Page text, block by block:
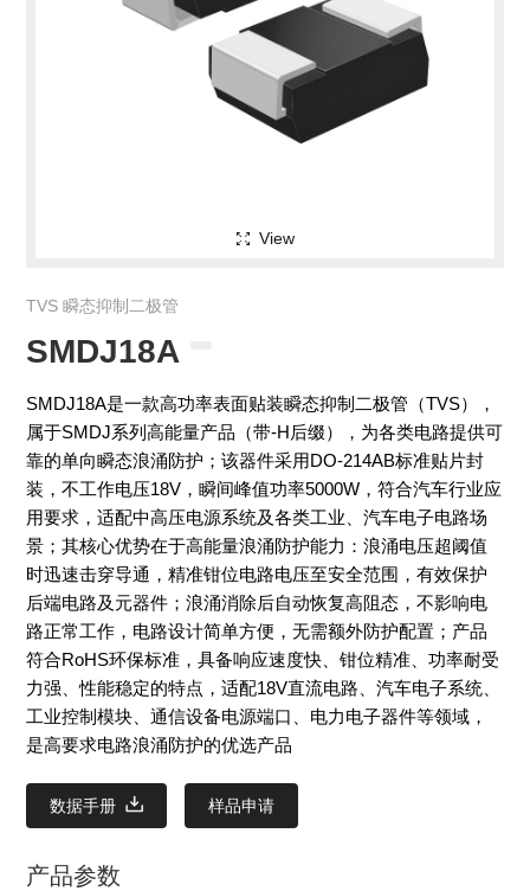
View
TVS 瞬态抑制二极管
SMDJ18A
SMDJ18A是一款高功率表面贴装瞬态抑制二极管（TVS），
属于SMDJ系列高能量产品（带-H后缀），为各类电路提供可
靠的单向瞬态浪涌防护；该器件采用DO-214AB标准贴片封
装，不工作电压18V，瞬间峰值功率5000W，符合汽车行业应
用要求，适配中高压电源系统及各类工业、汽车电子电路场
景；其核心优势在于高能量浪涌防护能力：浪涌电压超阈值
时迅速击穿导通，精准钳位电路电压至安全范围，有效保护
后端电路及元器件；浪涌消除后自动恢复高阻态，不影响电
路正常工作，电路设计简单方便，无需额外防护配置；产品
符合RoHS环保标准，具备响应速度快、钳位精准、功率耐受
力强、性能稳定的特点，适配18V直流电路、汽车电子系统、
工业控制模块、通信设备电源端口、电力电子器件等领域，
是高要求电路浪涌防护的优选产品
数据手册 样品申请
产品参数